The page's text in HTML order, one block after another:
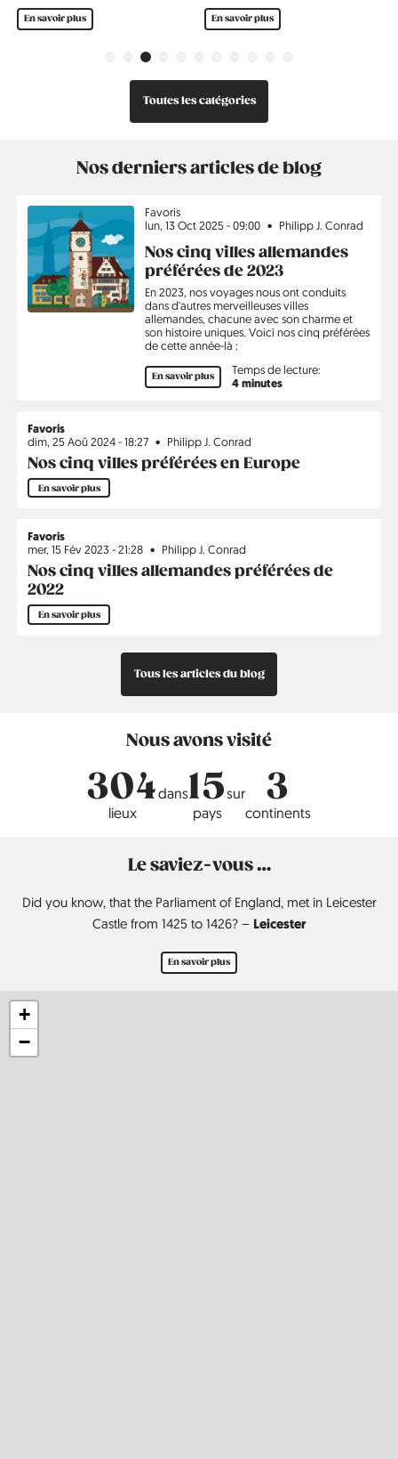
En savoir plus En savoir plus
Toutes les catégories
Nos derniers articles de blog
Sujet
Favoris
lun, 13 Oct 2025 - 09:00
Philipp J. Conrad
Nos cinq villes allemandes
préférées de 2023
En 2023, nos voyages nous ont conduits
dans d'autres merveilleuses villes
allemandes, chacune avec son charme et
son histoire uniques. Voici nos cinq préférées
de cette année-là :
En savoir plus Temps de lecture:
4 minutes
Favoris
dim, 25 Aoû 2024 - 18:27 Philipp J. Conrad
Nos cinq villes préférées en Europe
En savoir plus
Favoris
mer, 15 Fév 2023 - 21:28 Philipp J. Conrad
Nos cinq villes allemandes préférées de
2022
En savoir plus
Tous les articles du blog
Nous avons visité
304
lieux
dans15
pays
sur 3
continents
Le saviez-vous …
Did you know, that the Parliament of England, met in Leicester
Castle from 1425 to 1426? – Leicester
En savoir plus
+
−